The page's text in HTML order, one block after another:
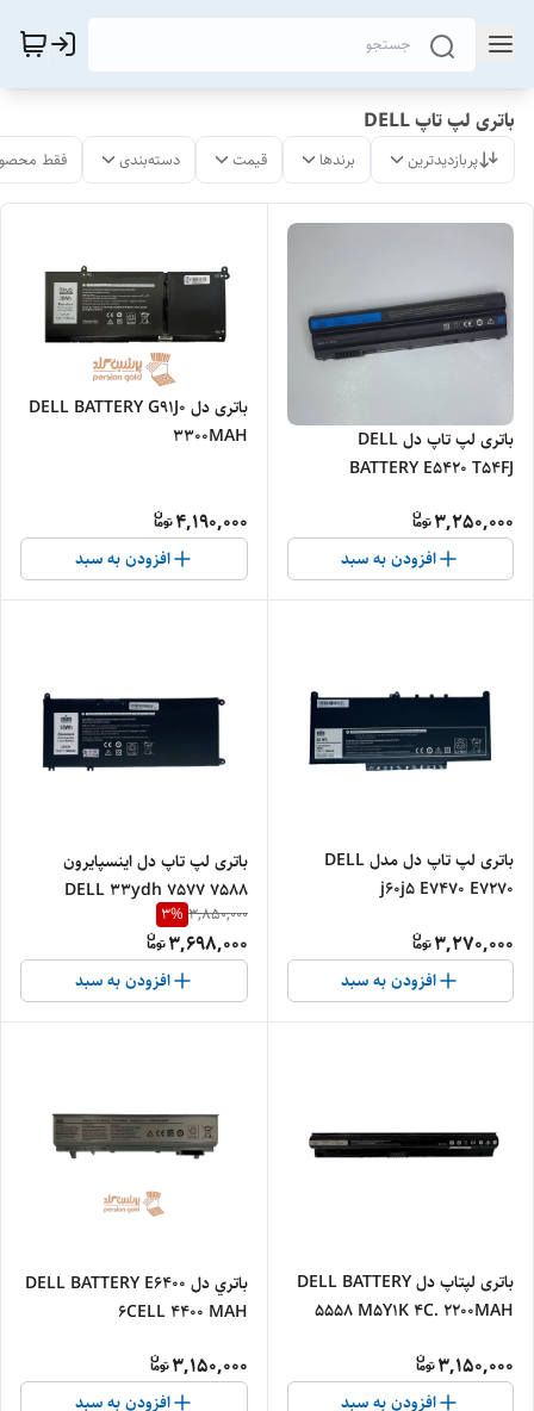
باتری لپ تاپ DELL
پربازدیدترین برندها قیمت دسته‌بندی فقط
باتری لپ تاپ دل DELL
BATTERY E5420 T54FJ
3,250,000
افزودن به سبد
باتری دل DELL BATTERY G91J0
3300MAH
4,190,000
افزودن به سبد
باتری لپ تاپ دل مدل DELL
j۶۰j۵ E۷۴۷۰ E۷۲۷۰
3,270,000
افزودن به سبد
باتری لپ تاپ دل اینسپایرون
DELL 33ydh 7577 7588
3,850,000
3%
3,698,000
افزودن به سبد
باتری لپتاپ دل DELL BATTERY
5558 M5Y1K 4C. 2200MAH
3,150,000
افزودن به سبد
باتري دل DELL BATTERY E6400
6CELL 4400 MAH
3,150,000
افزودن به سبد